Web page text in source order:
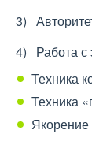
3)
4) Работа с
Техника
Техника
Якорение